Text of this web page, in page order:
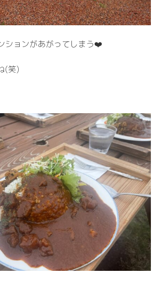
ションがあがってしまう❤️
(笑)